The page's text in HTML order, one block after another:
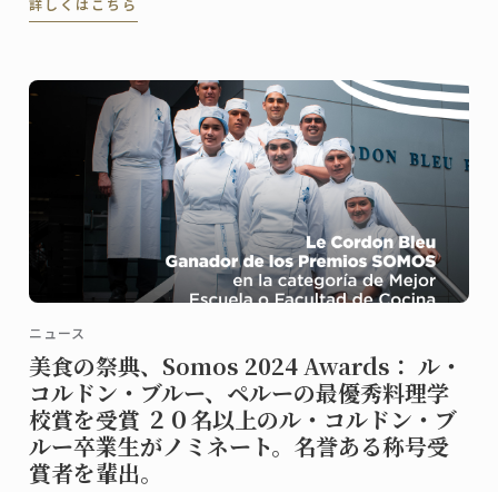
誘います。
詳しくはこちら
ニュース
美食の祭典、Somos 2024 Awards： ル・
コルドン・ブルー、ペルーの最優秀料理学
校賞を受賞 ２０名以上のル・コルドン・ブ
ルー卒業生がノミネート。名誉ある称号受
賞者を輩出。